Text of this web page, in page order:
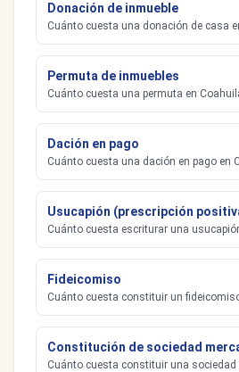
Donación de inmueble
Cuánto cuesta una donación de casa
Permuta de inmuebles
Cuánto cuesta una permuta en
Dación en pago
Cuánto cuesta una dación en pago en
Usucapión (prescripción
Cuánto cuesta escriturar una
Fideicomiso
Cuánto cuesta constituir un
Constitución de sociedad
Cuánto cuesta constituir una sociedad